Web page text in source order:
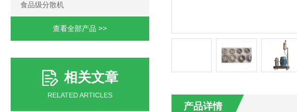
食品级分散机
查看全部产品 >>
相关文章
RELATED ARTICLES
产品详情